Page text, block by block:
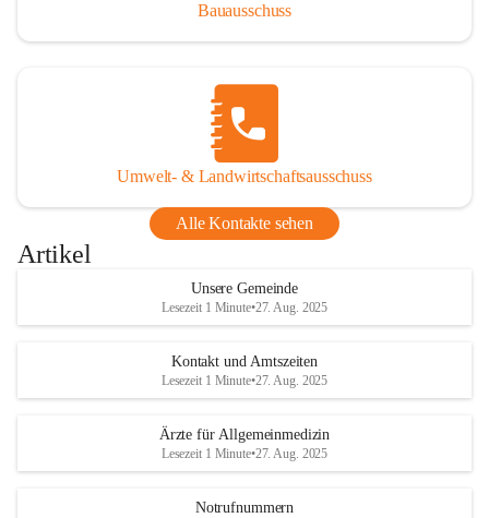
Bauausschuss
Umwelt- & Landwirtschaftsausschuss
Alle Kontakte sehen
Artikel
Unsere Gemeinde
Lesezeit 1 Minute•27. Aug. 2025
Kontakt und Amtszeiten
Lesezeit 1 Minute•27. Aug. 2025
Ärzte für Allgemeinmedizin
Lesezeit 1 Minute•27. Aug. 2025
Notrufnummern